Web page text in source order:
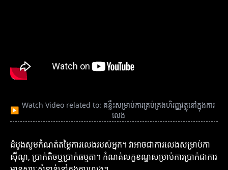
▶
Watch Video related to: គន្លឹះសម្រាប់ការគ្រប់គ្រងហិរញ្ញវត្ថុនៅក្នុងការ
លេង
ដំបូងសូមកំណត់តម្លៃការលេងរបស់អ្នក។ វាអាចជាការលេងសម្រាប់កា
ស៊ីណូ, ប្រាក់តិចឬប្រាក់ធម្មតា។ កំណត់លក្ខខណ្ឌសម្រាប់ការប្រាក់ជាការ